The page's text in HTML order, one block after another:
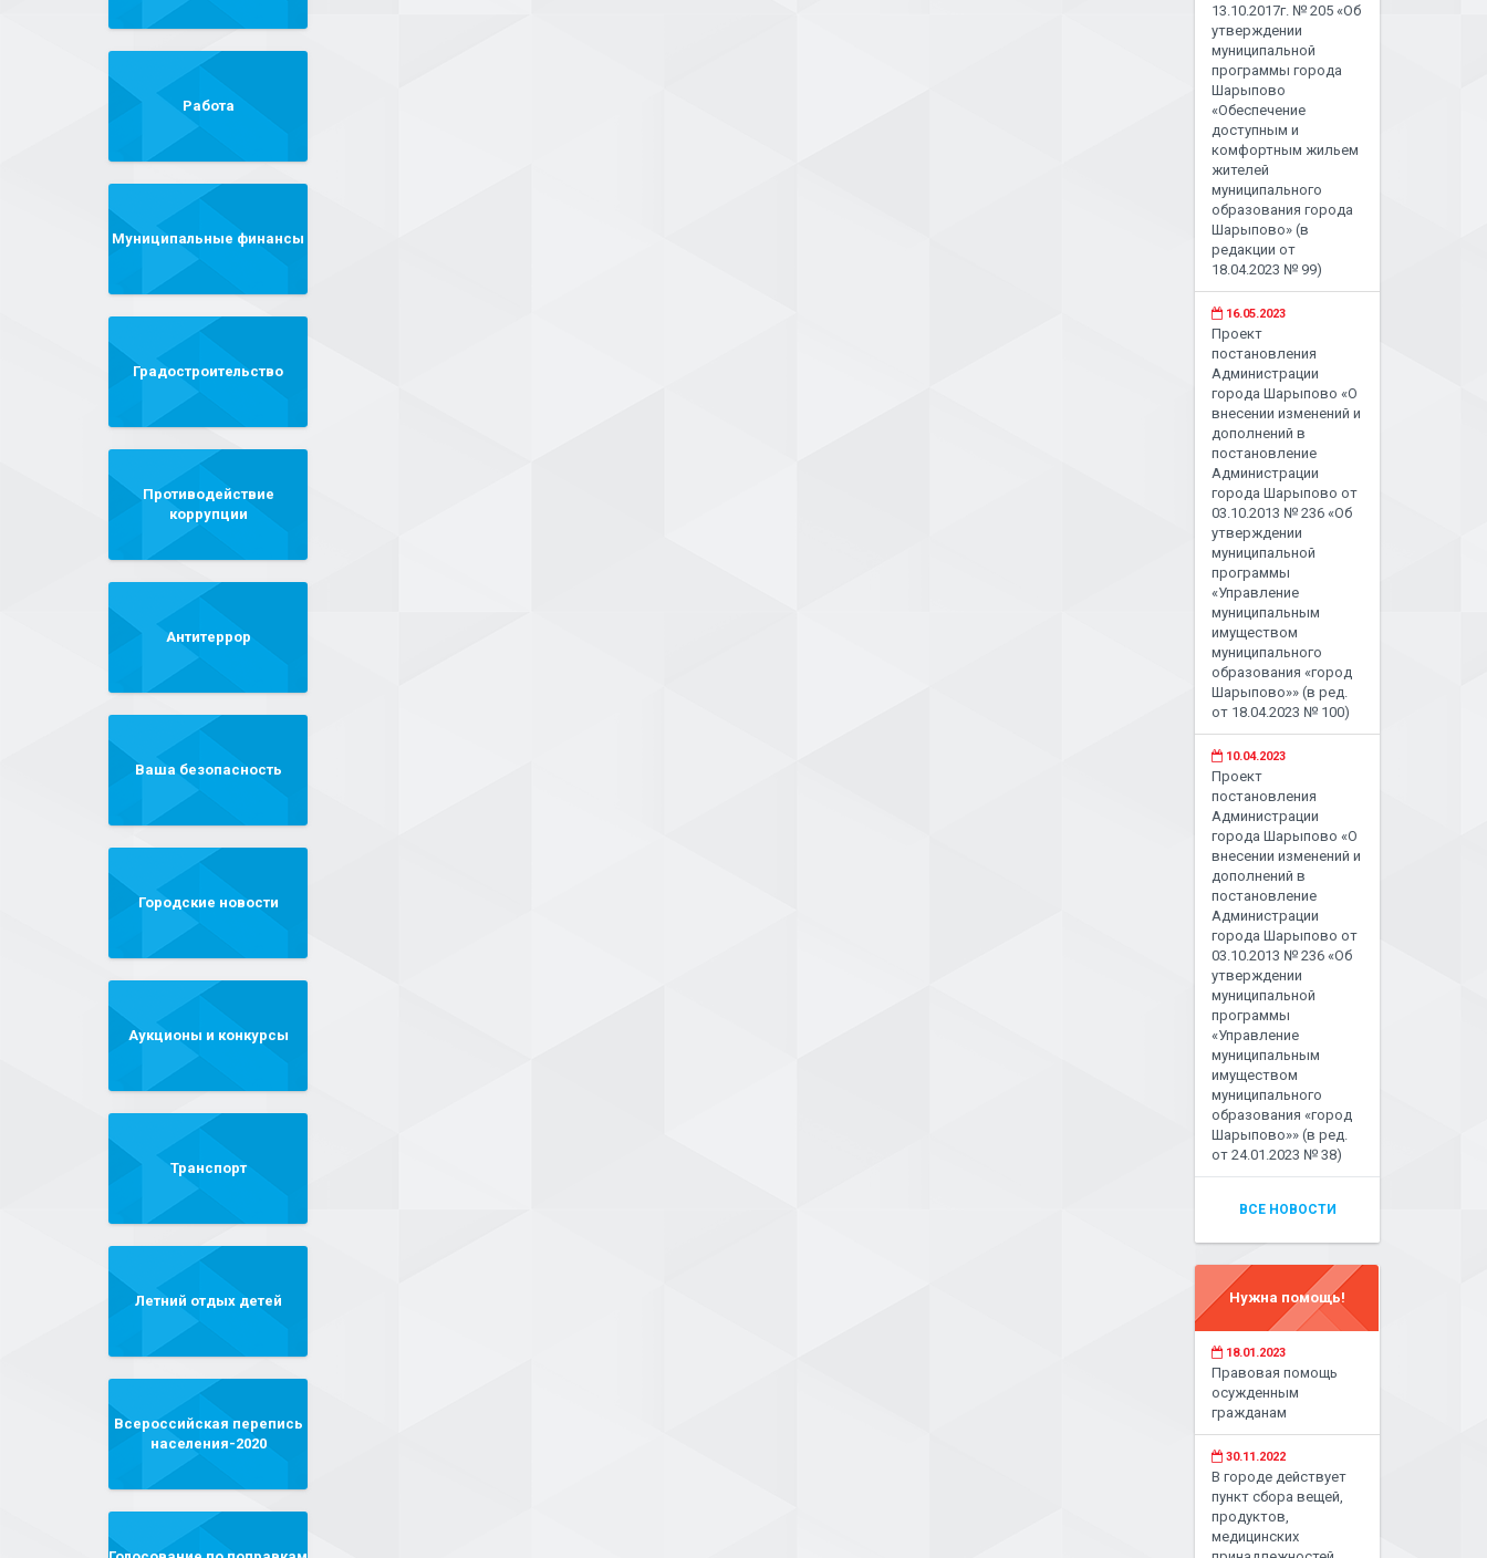
Работа
Муниципальные финансы
Градостроительство
Противодействие
коррупции
Антитеррор
Ваша безопасность
Городские новости
Аукционы и конкурсы
Транспорт
Летний отдых детей
Всероссийская перепись
населения-2020
13.10.2017г. № 205 «Об
утверждении
муниципальной
программы города
Шарыпово
«Обеспечение
доступным и
комфортным жильем
жителей
муниципального
образования города
Шарыпово» (в
редакции от
18.04.2023 № 99)
16.05.2023
Проект
постановления
Администрации
города Шарыпово «О
внесении изменений и
дополнений в
постановление
Администрации
города Шарыпово от
03.10.2013 № 236 «Об
утверждении
муниципальной
программы
«Управление
муниципальным
имуществом
муниципального
образования «город
Шарыпово»» (в ред.
от 18.04.2023 № 100)
10.04.2023
Проект
постановления
Администрации
города Шарыпово «О
внесении изменений и
дополнений в
постановление
Администрации
города Шарыпово от
03.10.2013 № 236 «Об
утверждении
муниципальной
программы
«Управление
муниципальным
имуществом
муниципального
образования «город
Шарыпово»» (в ред.
от 24.01.2023 № 38)
ВСЕ НОВОСТИ
Нужна помощь!
18.01.2023
Правовая помощь
осужденным
гражданам
30.11.2022
В городе действует
пункт сбора вещей,
продуктов,
медицинских